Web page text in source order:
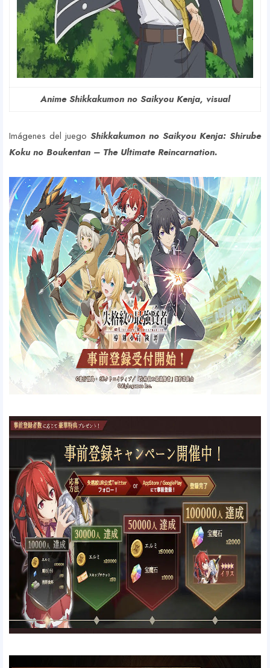
Anime Shikkakumon no Saikyou Kenja, visual
Imágenes del juego Shikkakumon no Saikyou Kenja: Shirube
Koku no Boukentan – The Ultimate Reincarnation.